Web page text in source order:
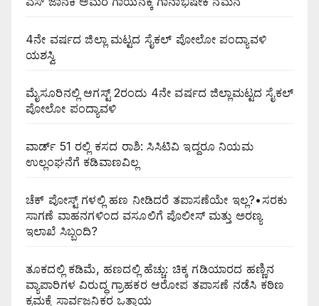
4ನೇ ವರ್ಷದ ಜಿಲ್ಲಾ ಮಟ್ಟದ ಸೈಕಲ್ ಪೋಲೋ ಪಂದ್ಯಾವಳಿ
ಯಶಸ್ವಿ
ಮೈಸೂರಿನಲ್ಲಿ ಆಗಸ್ಟ್‌ 2ರಂದು 4ನೇ ವರ್ಷದ ಜಿಲ್ಲಾಮಟ್ಟದ ಸೈಕಲ್
ಪೋಲೋ ಪಂದ್ಯಾವಳಿ
ವಾರ್ಡ್ 51 ರಲ್ಲಿ ಕಸದ ರಾಶಿ: ಸಿಸಿಟಿವಿ ಇದ್ದರೂ ನಿಯಮ
ಉಲ್ಲಂಘನೆಗೆ ಕಡಿವಾಣವಿಲ್ಲ
ಚೆಕ್ ಪೋಸ್ಟ್ ಗಳಲ್ಲಿ ಹಣ ನೀಡಿದರೆ ತಪಾಸಣೆಯೇ ಇಲ್ಲ?•ಸರಕು
ಸಾಗಣೆ ವಾಹನಗಳಿಂದ ವಸೂಲಿಗೆ ಪೊಲೀಸ್ ಮತ್ತು ಅರಣ್ಯ
ಇಲಾಖೆ ಸಿಬ್ಬಂದಿ?
ತೂಕದಲ್ಲಿ ಕಡಿಮೆ, ಹಣದಲ್ಲಿ ಹೆಚ್ಚು: ಚಿಕ್ಕ ಗಡಿಯಾರದ ಹಣ್ಣಿನ
ವ್ಯಾಪಾರಿಗಳ ವಿರುದ್ಧ ಗ್ರಾಹಕರ ಆರೋಪ ತಪಾಸಣೆ ನಡೆಸಿ ಕಠಿಣ
ಕ್ರಮಕ್ಕೆ ಸಾರ್ವಜನಿಕರ ಒತ್ತಾಯ